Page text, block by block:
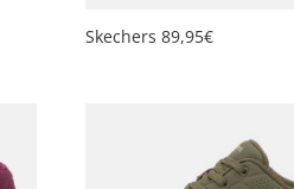
Skechers 89,95€